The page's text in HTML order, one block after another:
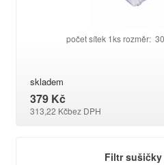
počet sítek 1ks rozměr:
skladem
379 Kč
313,22 Kčbez DPH
Filtr sušičky